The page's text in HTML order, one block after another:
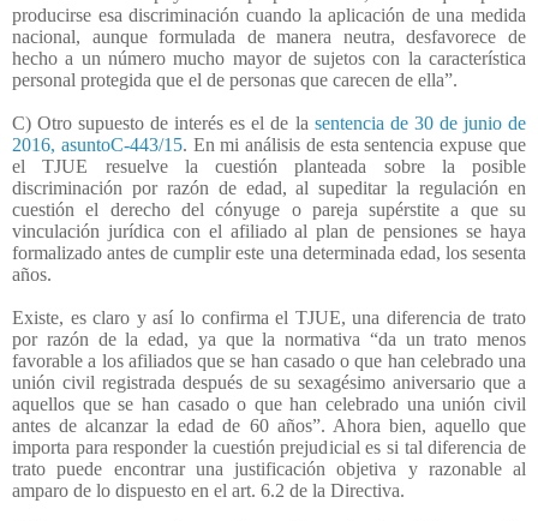
producirse esa discriminación cuando la aplicación de una medida
nacional, aunque formulada de manera neutra, desfavorece de
hecho a un número mucho mayor de sujetos con la característica
personal protegida que el de personas que carecen de ella”.
C) Otro supuesto de interés es el de la sentencia de 30 de junio de
2016, asuntoC-443/15. En mi análisis de esta sentencia expuse que
el TJUE resuelve la cuestión planteada sobre la posible
discriminación por razón de edad, al supeditar la regulación en
cuestión el derecho del cónyuge o pareja supérstite a que su
vinculación jurídica con el afiliado al plan de pensiones se haya
formalizado antes de cumplir este una determinada edad, los sesenta
años.
Existe, es claro y así lo confirma el TJUE, una diferencia de trato
por razón de la edad, ya que la normativa “da un trato menos
favorable a los afiliados que se han casado o que han celebrado una
unión civil registrada después de su sexagésimo aniversario que a
aquellos que se han casado o que han celebrado una unión civil
antes de alcanzar la edad de 60 años”. Ahora bien, aquello que
importa para responder la cuestión prejudicial es si tal diferencia de
trato puede encontrar una justificación objetiva y razonable al
amparo de lo dispuesto en el art. 6.2 de la Directiva.